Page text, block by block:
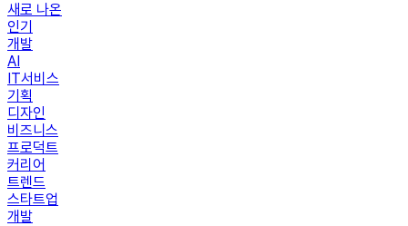
새로 나온
인기
개발
AI
IT서비스
기획
디자인
비즈니스
프로덕트
커리어
트렌드
스타트업
개발